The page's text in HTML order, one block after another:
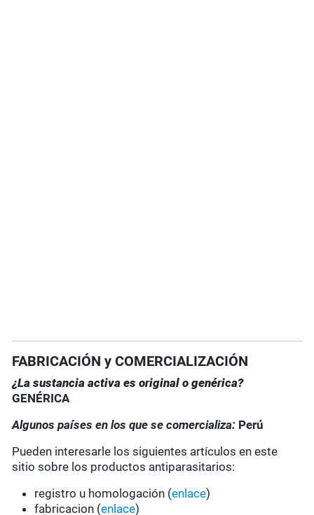
FABRICACIÓN y COMERCIALIZACIÓN
¿La sustancia activa es original o genérica?
GENÉRICA
Algunos países en los que se comercializa: Perú
Pueden interesarle los siguientes artículos en este
sitio sobre los productos antiparasitarios:
registro u homologación (enlace)
fabricacion (enlace)